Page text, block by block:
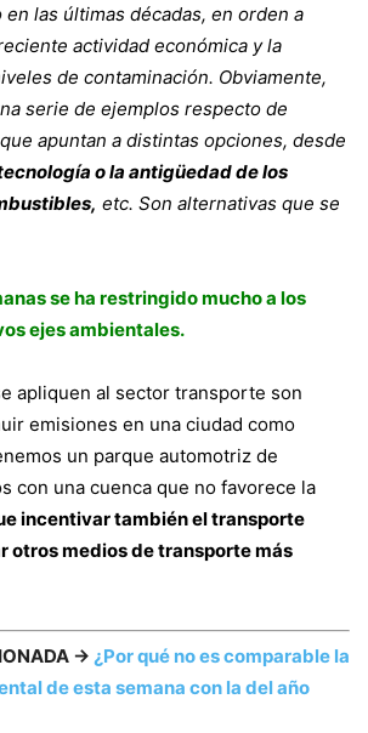
las últimas décadas, en orden a
actividad económica y la
de contaminación. Obviamente,
serie de ejemplos respecto de
apuntan a distintas opciones, desde
o la antigüedad de los
etc. Son alternativas que se
se ha restringido mucho a los
ejes ambientales.
apliquen al sector transporte son
emisiones en una ciudad como
un parque automotriz de
con una cuenca que no favorece la
incentivar también el transporte
otros medios de transporte más
-> ¿Por qué no es comparable la
de esta semana con la del año